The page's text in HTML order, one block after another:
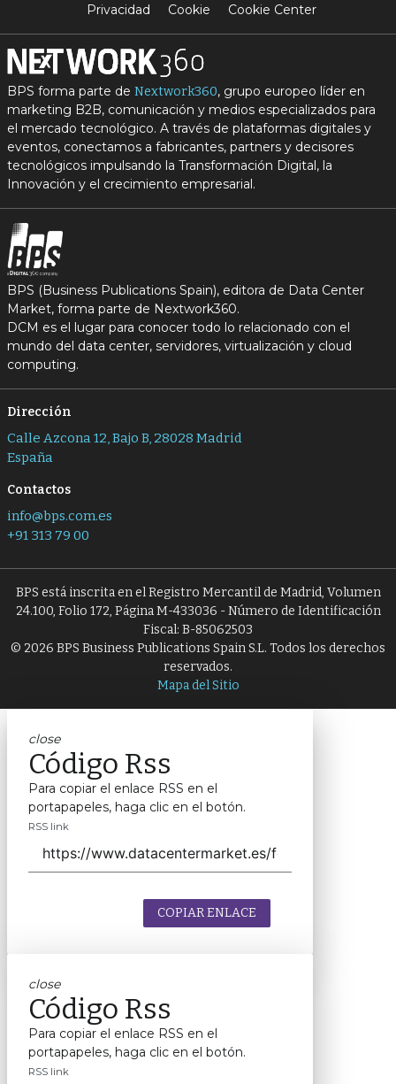
Privacidad
Cookie Cookie Center
BPS forma parte de Nextwork360, grupo europeo líder en
marketing B2B, comunicación y medios especializados para
el mercado tecnológico. A través de plataformas digitales y
eventos, conectamos a fabricantes, partners y decisores
tecnológicos impulsando la Transformación Digital, la
Innovación y el crecimiento empresarial.
BPS (Business Publications Spain), editora de Data Center
Market, forma parte de Nextwork360.
DCM es el lugar para conocer todo lo relacionado con el
mundo del data center, servidores, virtualización y cloud
computing.
Dirección
Calle Azcona 12, Bajo B, 28028 Madrid
España
Contactos
info@bps.com.es
+91 313 79 00
BPS está inscrita en el Registro Mercantil de Madrid, Volumen
24.100, Folio 172, Página M-433036 - Número de Identificación
Fiscal: B-85062503
© 2026 BPS Business Publications Spain S.L. Todos los derechos
reservados.
Mapa del Sitio
close
Código Rss
Para copiar el enlace RSS en el
portapapeles, haga clic en el botón.
RSS link
COPIAR ENLACE
close
Código Rss
Para copiar el enlace RSS en el
portapapeles, haga clic en el botón.
RSS link